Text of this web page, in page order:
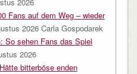
2026
Fans auf dem Weg – wieder
2026 Carla Gospodarek
So sehen Fans das Spiel
2026
bitterböse enden